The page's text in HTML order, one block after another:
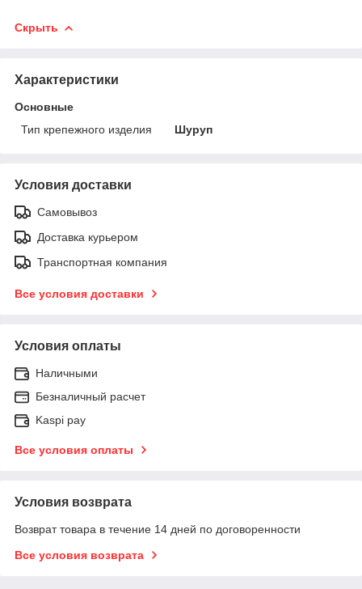
Скрыть
Характеристики
Основные
Тип крепежного изделия
Шуруп
Условия доставки
Самовывоз
Доставка курьером
Транспортная компания
Все условия доставки
Условия оплаты
Наличными
Безналичный расчет
Kaspi pay
Все условия оплаты
Условия возврата
Возврат товара в течение 14 дней по договоренности
Все условия возврата